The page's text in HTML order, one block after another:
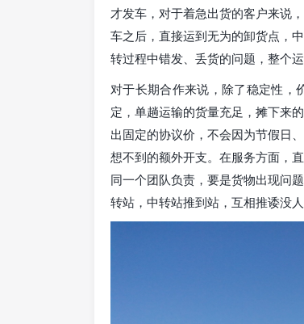
才发车，对于着急出货的客户来说
车之后，直接运到无为的卸货点，
转过程中错发、丢货的问题，整个
对于长期合作来说，除了稳定性，
定，单趟运输的货量充足，摊下来
出固定的协议价，不会因为节假日
想不到的额外开支。在服务方面，
同一个团队负责，要是货物出现问
转站，中转站推到站，互相推诿没